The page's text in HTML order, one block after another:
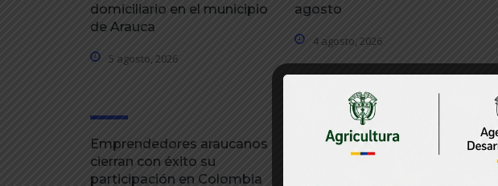
domiciliario en el municipio
de Arauca
5 agosto, 2026
agosto
4 agosto, 2026
Emprendedores araucanos
cierran con éxito su
participación en Colombia